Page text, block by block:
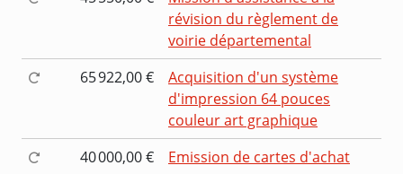
révision du règlement de
voirie départemental
65 922,00 €
Acquisition d'un système
d'impression 64 pouces
couleur art graphique
40 000,00 €
Emission de cartes d'achat